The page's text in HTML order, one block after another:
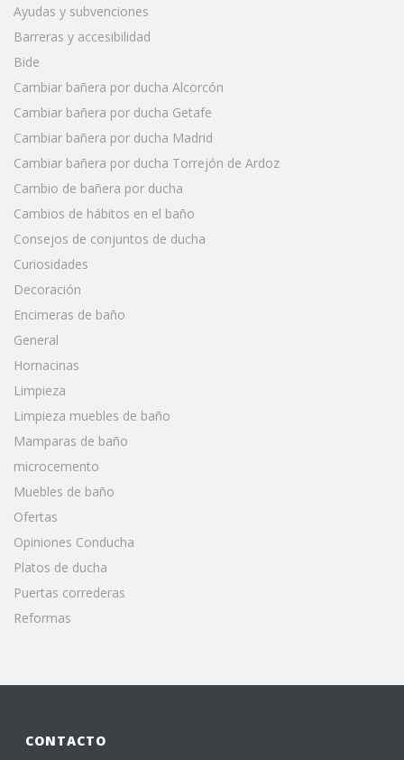
Ayudas y subvenciones
Barreras y accesibilidad
Bide
Cambiar bañera por ducha Alcorcón
Cambiar bañera por ducha Getafe
Cambiar bañera por ducha Madrid
Cambiar bañera por ducha Torrejón de Ardoz
Cambio de bañera por ducha
Cambios de hábitos en el baño
Consejos de conjuntos de ducha
Curiosidades
Decoración
Encimeras de baño
General
Hornacinas
Limpieza
Limpieza muebles de baño
Mamparas de baño
microcemento
Muebles de baño
Ofertas
Opiniones Conducha
Platos de ducha
Puertas correderas
Reformas
CONTACTO